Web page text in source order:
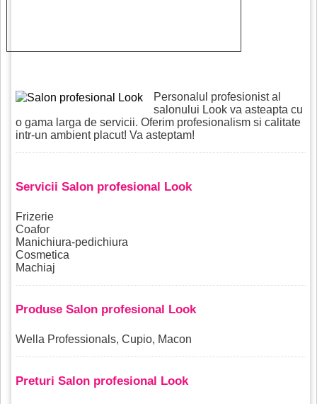
Personalul profesionist al
salonului Look va asteapta cu
o gama larga de servicii. Oferim profesionalism si calitate
intr-un ambient placut! Va asteptam!
Servicii Salon profesional Look
Frizerie
Coafor
Manichiura-pedichiura
Cosmetica
Machiaj
Produse Salon profesional Look
Wella Professionals, Cupio, Macon
Preturi Salon profesional Look